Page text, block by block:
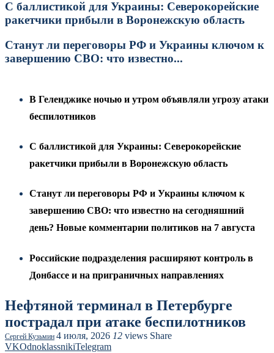
С баллистикой для Украины: Северокорейские
ракетчики прибыли в Воронежскую область
Станут ли переговоры РФ и Украины ключом к
завершению СВО: что известно...
В Геленджике ночью и утром объявляли угрозу атаки
беспилотников
С баллистикой для Украины: Северокорейские
ракетчики прибыли в Воронежскую область
Станут ли переговоры РФ и Украины ключом к
завершению СВО: что известно на сегодняшний
день? Новые комментарии политиков на 7 августа
Российские подразделения расширяют контроль в
Донбассе и на приграничных направлениях
Нефтяной терминал в Петербурге
пострадал при атаке беспилотников
Сергей Кузьмин 4 июля, 2026 12 views Share
VKOdnoklassnikiTelegram